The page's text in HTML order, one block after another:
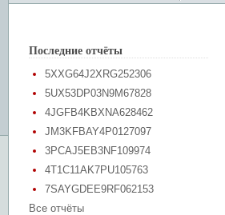
Последние отчёты
5XXG64J2XRG252306
5UX53DP03N9M67828
4JGFB4KBXNA628462
JM3KFBAY4P0127097
3PCAJ5EB3NF109974
4T1C11AK7PU105763
7SAYGDEE9RF062153
Все отчёты